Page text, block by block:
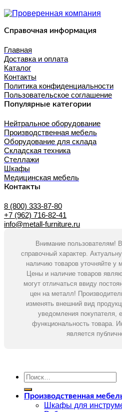
Справочная информация
Главная
Доставка и оплата
Каталог
Контакты
Политика конфиденциальности
Пользовательское соглашение
Популярные категории
Нейтральное оборудование
Производственная мебель
Оборудование для склада
Складская техника
Стеллажи
Шкафы
Медицинская мебель
Контакты
8 (800) 333-87-80
+7 (962) 716-82-41
info@metall-furniture.ru
Внимание пользователям!
справочный характер.
наличию товаров уточняйте у
Цены и наличие товаров
могут отличаться ввиду
цен на металл!
изменять внешний вид
уведомления покупателя,
функциональность товара.
является
Искать:
Производственная
Шкафы для